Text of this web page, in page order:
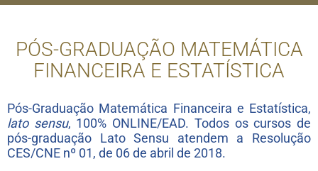
PÓS-GRADUAÇÃO MATEMÁTICA
FINANCEIRA E ESTATÍSTICA
Pós-Graduação Matemática Financeira e Estatística,
lato sensu, 100% ONLINE/EAD. Todos os cursos de
pós-graduação Lato Sensu atendem a Resolução
CES/CNE nº 01, de 06 de abril de 2018.